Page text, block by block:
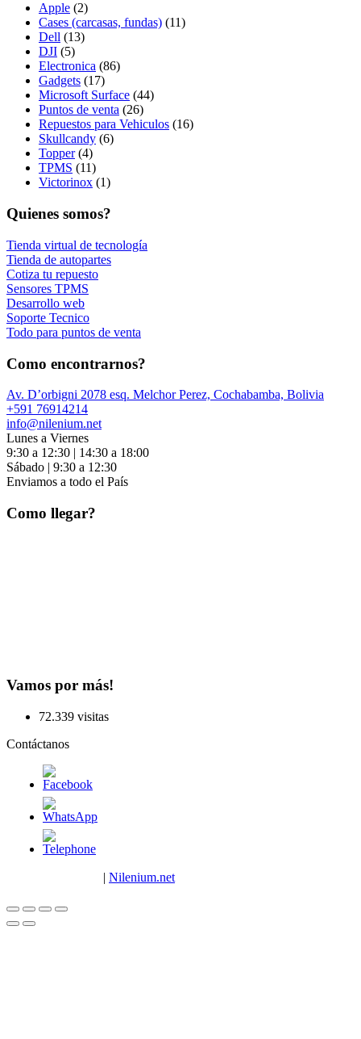
Apple (2)
Cases (carcasas, fundas) (11)
Dell (13)
DJI (5)
Electronica (86)
Gadgets (17)
Microsoft Surface (44)
Puntos de venta (26)
Repuestos para Vehiculos (16)
Skullcandy (6)
Topper (4)
TPMS (11)
Victorinox (1)
Quienes somos?
Tienda virtual de tecnología
Tienda de autopartes
Cotiza tu repuesto
Sensores TPMS
Desarrollo web
Soporte Tecnico
Todo para puntos de venta
Como encontrarnos?
Av. D’orbigni 2078 esq. Melchor Perez, Cochabamba, Bolivia
+591 76914214
info@nilenium.net
Lunes a Viernes
9:30 a 12:30 | 14:30 a 18:00
Sábado | 9:30 a 12:30
Enviamos a todo el País
Como llegar?
Vamos por más!
72.339 visitas
Contáctanos
| Nilenium.net